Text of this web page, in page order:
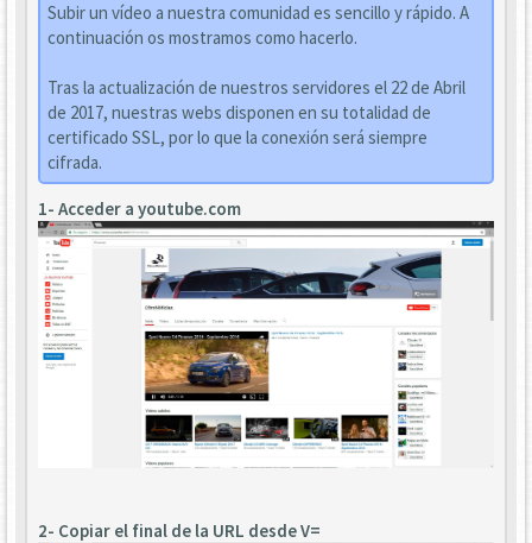
Subir un vídeo a nuestra comunidad es sencillo y rápido. A
continuación os mostramos como hacerlo.
Tras la actualización de nuestros servidores el 22 de Abril
de 2017, nuestras webs disponen en su totalidad de
certificado SSL, por lo que la conexión será siempre
cifrada.
1- Acceder a youtube.com
2- Copiar el final de la URL desde V=